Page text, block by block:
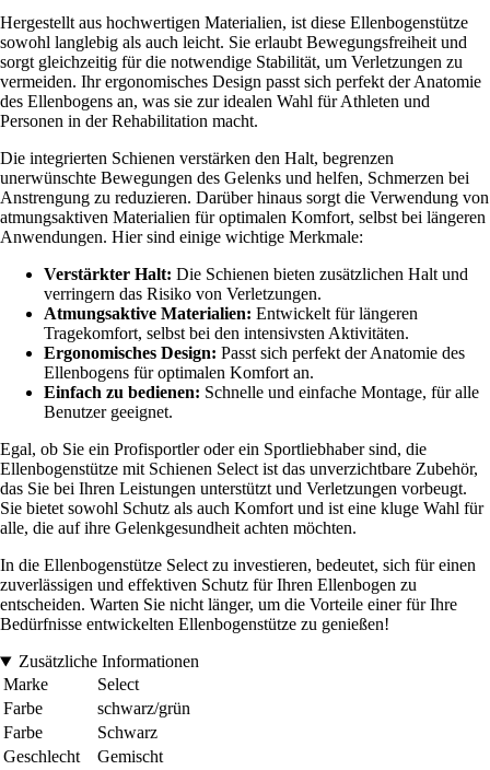
Hergestellt aus hochwertigen Materialien, ist diese Ellenbogenstütze
sowohl langlebig als auch leicht. Sie erlaubt Bewegungsfreiheit und
sorgt gleichzeitig für die notwendige Stabilität, um Verletzungen zu
vermeiden. Ihr ergonomisches Design passt sich perfekt der Anatomie
des Ellenbogens an, was sie zur idealen Wahl für Athleten und
Personen in der Rehabilitation macht.
Die integrierten Schienen verstärken den Halt, begrenzen
unerwünschte Bewegungen des Gelenks und helfen, Schmerzen bei
Anstrengung zu reduzieren. Darüber hinaus sorgt die Verwendung von
atmungsaktiven Materialien für optimalen Komfort, selbst bei längeren
Anwendungen. Hier sind einige wichtige Merkmale:
Verstärkter Halt: Die Schienen bieten zusätzlichen Halt und
verringern das Risiko von Verletzungen.
Atmungsaktive Materialien: Entwickelt für längeren
Tragekomfort, selbst bei den intensivsten Aktivitäten.
Ergonomisches Design: Passt sich perfekt der Anatomie des
Ellenbogens für optimalen Komfort an.
Einfach zu bedienen: Schnelle und einfache Montage, für alle
Benutzer geeignet.
Egal, ob Sie ein Profisportler oder ein Sportliebhaber sind, die
Ellenbogenstütze mit Schienen Select ist das unverzichtbare Zubehör,
das Sie bei Ihren Leistungen unterstützt und Verletzungen vorbeugt.
Sie bietet sowohl Schutz als auch Komfort und ist eine kluge Wahl für
alle, die auf ihre Gelenkgesundheit achten möchten.
In die Ellenbogenstütze Select zu investieren, bedeutet, sich für einen
zuverlässigen und effektiven Schutz für Ihren Ellenbogen zu
entscheiden. Warten Sie nicht länger, um die Vorteile einer für Ihre
Bedürfnisse entwickelten Ellenbogenstütze zu genießen!
Zusätzliche Informationen
Marke
Select
Farbe
schwarz/grün
Farbe
Schwarz
Geschlecht
Gemischt